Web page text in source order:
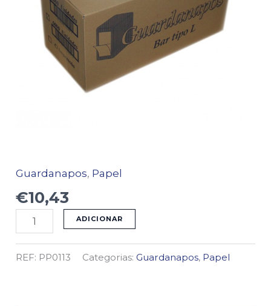
Guardanapos, Papel
€10,43
ADICIONAR
REF: PP0113 Categorias:Guardanapos, Papel